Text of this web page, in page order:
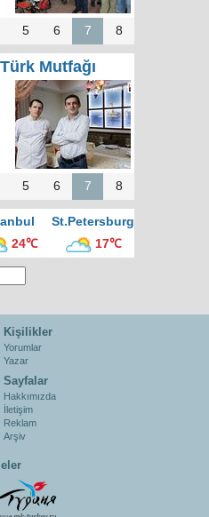
5 6 7 8
Mutfağı
5 6 7 8
St.Petersburg
24℃ 17℃
Kişilikler
Yorumlar
Yazar
Sayfalar
Hakkımızda
İletişim
Reklam
Arşiv